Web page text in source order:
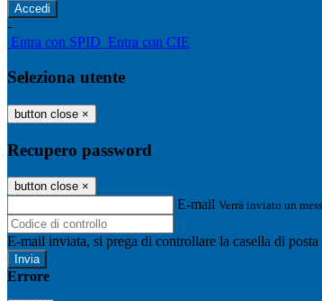
-
Entra con SPID Entra con CIE
Seleziona utente
button close ×
Recupero password
button close ×
E-mail Verrà inviato un
E-mail inviata, si prega di controllare la casella di posta
Errore